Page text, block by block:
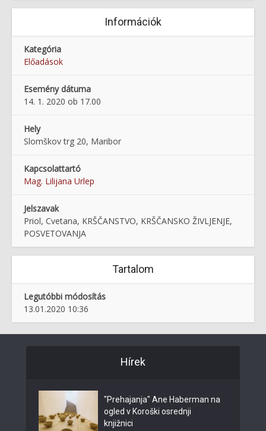
Információk
Kategória
Előadások
Esemény dátuma
14. 1. 2020 ob 17.00
Hely
Slomškov trg 20, Maribor
Kapcsolattartó
Mag. Lilijana Urlep
Jelszavak
Priol, Cvetana, KRŠČANSTVO, KRŠČANSKO ŽIVLJENJE,
POSVETOVANJA
Tartalom
Legutóbbi módosítás
13.01.2020 10:36
Hírek
"Prehajanja" Ane Haberman na
ogled v Koroški osrednji
knjižnici